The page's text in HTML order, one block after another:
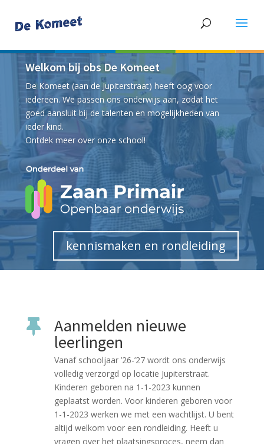
Welkom bij obs De Komeet
De Komeet (aan de Jupiterstraat) heeft oog voor
iedereen. We passen ons onderwijs aan, zodat het
goed aansluit bij de talenten en mogelijkheden van
ieder kind.
Ontdek meer over onze school!
kennismaken en rondleiding
 Aanmelden nieuwe
leerlingen
Vanaf schooljaar ’26-’27 wordt ons onderwijs
volledig verzorgd op locatie Jupiterstraat.
Kinderen geboren na 1-1-2023 kunnen
geplaatst worden. Voor kinderen geboren voor
1-1-2023 werken we met een wachtlijst. U bent
altijd welkom voor een rondleiding. Heeft u
vragen over het plaatsingsproces, neem dan